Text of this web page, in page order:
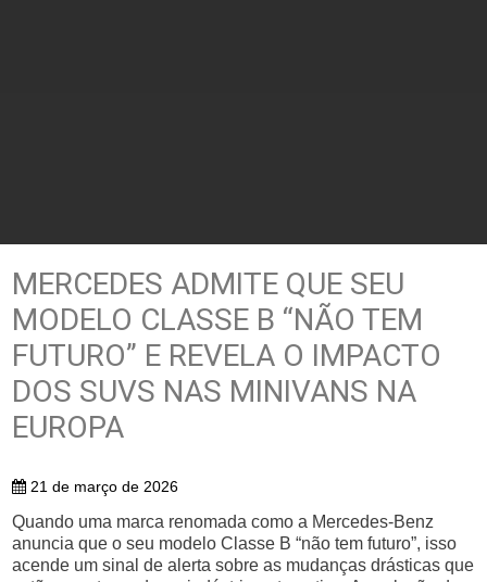
MERCEDES ADMITE QUE SEU
MODELO CLASSE B “NÃO TEM
FUTURO” E REVELA O IMPACTO
DOS SUVS NAS MINIVANS NA
EUROPA
21 de março de 2026
Quando uma marca renomada como a Mercedes-Benz
anuncia que o seu modelo Classe B “não tem futuro”, isso
acende um sinal de alerta sobre as mudanças drásticas que